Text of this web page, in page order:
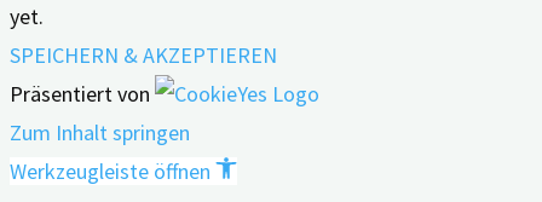
yet.
SPEICHERN & AKZEPTIEREN
Präsentiert von
Zum Inhalt springen
Werkzeugleiste öffnen